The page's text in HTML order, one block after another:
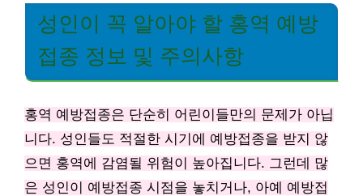
성인이 꼭 알아야 할 홍역 예방
접종 정보 및 주의사항
홍역 예방접종은 단순히 어린이들만의 문제가 아닙
니다. 성인들도 적절한 시기에 예방접종을 받지 않
으면 홍역에 감염될 위험이 높아집니다. 그런데 많
은 성인이 예방접종 시점을 놓치거나, 아예 예방접